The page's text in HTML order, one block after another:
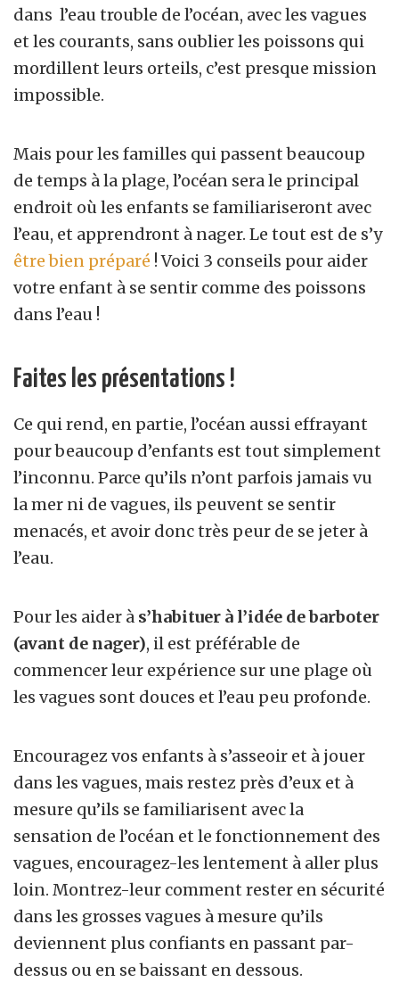
dans l’eau trouble de l’océan, avec les vagues
et les courants, sans oublier les poissons qui
mordillent leurs orteils, c’est presque mission
impossible.
Mais pour les familles qui passent beaucoup
de temps à la plage, l’océan sera le principal
endroit où les enfants se familiariseront avec
l’eau, et apprendront à nager. Le tout est de s’y
être bien préparé ! Voici 3 conseils pour aider
votre enfant à se sentir comme des poissons
dans l’eau !
Faites les présentations !
Ce qui rend, en partie, l’océan aussi effrayant
pour beaucoup d’enfants est tout simplement
l’inconnu. Parce qu’ils n’ont parfois jamais vu
la mer ni de vagues, ils peuvent se sentir
menacés, et avoir donc très peur de se jeter à
l’eau.
Pour les aider à s’habituer à l’idée de barboter
(avant de nager), il est préférable de
commencer leur expérience sur une plage où
les vagues sont douces et l’eau peu profonde.
Encouragez vos enfants à s’asseoir et à jouer
dans les vagues, mais restez près d’eux et à
mesure qu’ils se familiarisent avec la
sensation de l’océan et le fonctionnement des
vagues, encouragez-les lentement à aller plus
loin. Montrez-leur comment rester en sécurité
dans les grosses vagues à mesure qu’ils
deviennent plus confiants en passant par-
dessus ou en se baissant en dessous.